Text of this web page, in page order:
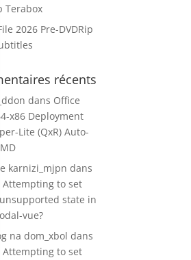
Terabox
2026 Pre-DVDRip
récents
dans Office
x86 Deployment
Lite (QxR) Auto-
karnizi_mjpn dans
Attempting to set
state in
vue?
na dom_xbol dans
Attempting to set